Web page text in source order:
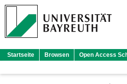
Startseite Browsen Open Access